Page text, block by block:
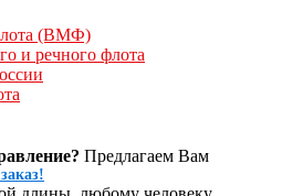
(ВМФ)
и речного флота
Предлагаем Вам